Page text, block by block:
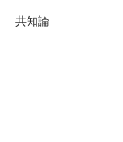
共知論